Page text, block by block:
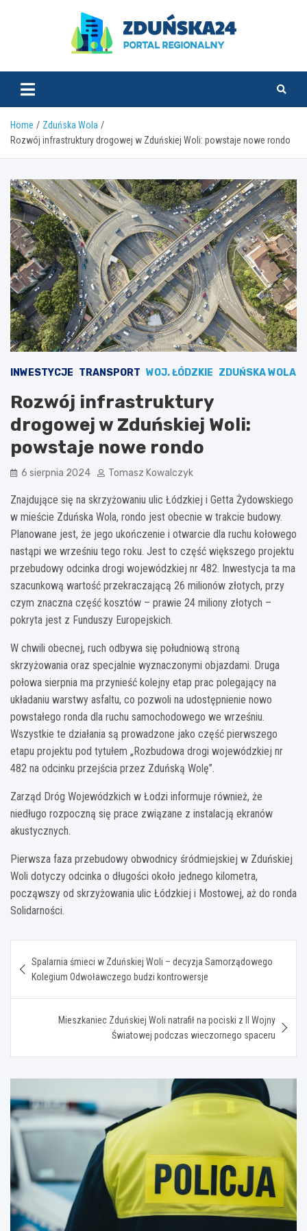
zdunska24.pl
Home
Zduńska Wola
Rozwój infrastruktury drogowej w Zduńskiej Woli: powstaje nowe rondo
INWESTYCJE TRANSPORT WOJ. ŁÓDZKIE ZDUŃSKA WOLA
Rozwój infrastruktury
drogowej w Zduńskiej Woli:
powstaje nowe rondo
6 sierpnia 2024 Tomasz Kowalczyk
Znajdujące się na skrzyżowaniu ulic Łódzkiej i Getta Żydowskiego
w mieście Zduńska Wola, rondo jest obecnie w trakcie budowy.
Planowane jest, że jego ukończenie i otwarcie dla ruchu kołowego
nastąpi we wrześniu tego roku. Jest to część większego projektu
przebudowy odcinka drogi wojewódzkiej nr 482. Inwestycja ta ma
szacunkową wartość przekraczającą 26 milionów złotych, przy
czym znaczna część kosztów – prawie 24 miliony złotych –
pokryta jest z Funduszy Europejskich.
W chwili obecnej, ruch odbywa się południową stroną
skrzyżowania oraz specjalnie wyznaczonymi objazdami. Druga
połowa sierpnia ma przynieść kolejny etap prac polegający na
układaniu warstwy asfaltu, co pozwoli na udostępnienie nowo
powstałego ronda dla ruchu samochodowego we wrześniu.
Wszystkie te działania są prowadzone jako część pierwszego
etapu projektu pod tytułem „Rozbudowa drogi wojewódzkiej nr
482 na odcinku przejścia przez Zduńską Wolę”.
Zarząd Dróg Wojewódzkich w Łodzi informuje również, że
niedługo rozpoczną się prace związane z instalacją ekranów
akustycznych.
Pierwsza faza przebudowy obwodnicy śródmiejskiej w Zduńskiej
Woli dotyczy odcinka o długości około jednego kilometra,
począwszy od skrzyżowania ulic Łódzkiej i Mostowej, aż do ronda
Solidarności.
wpisu
Spalarnia śmieci w Zduńskiej Woli – decyzja Samorządowego
Kolegium Odwoławczego budzi kontrowersje
Mieszkaniec Zduńskiej Woli natrafił na pociski z II Wojny
Światowej podczas wieczornego spaceru